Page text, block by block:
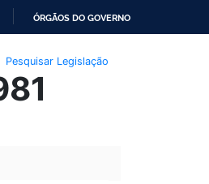
ÓRGÃOS DO GOVERNO
Pesquisar Legislação